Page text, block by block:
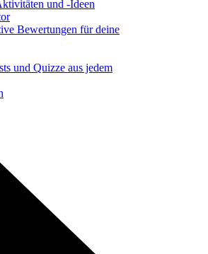
und -Ideen
Bewertungen für deine
und Quizze aus jedem